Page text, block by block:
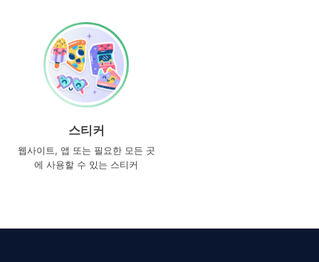
스티커
웹사이트, 앱 또는 필요한 모든 곳
에 사용할 수 있는 스티커